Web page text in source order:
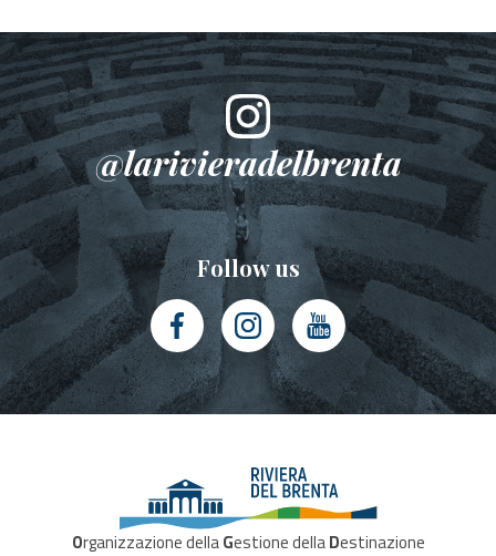
@larivieradelbrenta
Follow us
Organizzazione dellaGestione dellaDestinazione